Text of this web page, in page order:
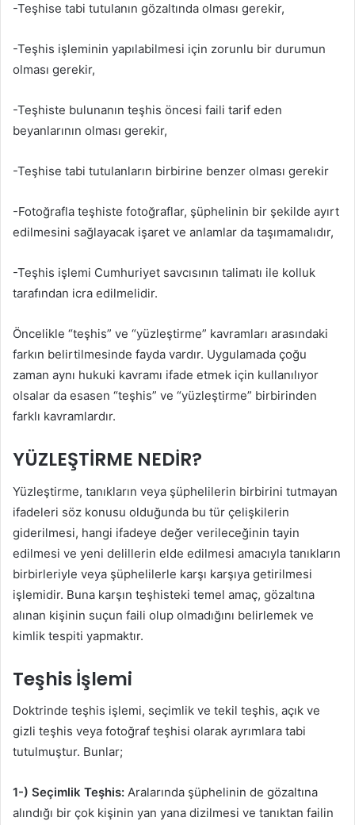
-Teşhise tabi tutulanın gözaltında olması gerekir,
-Teşhis işleminin yapılabilmesi için zorunlu bir durumun
olması gerekir,
-Teşhiste bulunanın teşhis öncesi faili tarif eden
beyanlarının olması gerekir,
-Teşhise tabi tutulanların birbirine benzer olması gerekir
-Fotoğrafla teşhiste fotoğraflar, şüphelinin bir şekilde ayırt
edilmesini sağlayacak işaret ve anlamlar da taşımamalıdır,
-Teşhis işlemi Cumhuriyet savcısının talimatı ile kolluk
tarafından icra edilmelidir.
Öncelikle “teşhis” ve “yüzleştirme” kavramları arasındaki
farkın belirtilmesinde fayda vardır. Uygulamada çoğu
zaman aynı hukuki kavramı ifade etmek için kullanılıyor
olsalar da esasen “teşhis” ve “yüzleştirme” birbirinden
farklı kavramlardır.
YÜZLEŞTİRME NEDİR?
Yüzleştirme, tanıkların veya şüphelilerin birbirini tutmayan
ifadeleri söz konusu olduğunda bu tür çelişkilerin
giderilmesi, hangi ifadeye değer verileceğinin tayin
edilmesi ve yeni delillerin elde edilmesi amacıyla tanıkların
birbirleriyle veya şüphelilerle karşı karşıya getirilmesi
işlemidir. Buna karşın teşhisteki temel amaç, gözaltına
alınan kişinin suçun faili olup olmadığını belirlemek ve
kimlik tespiti yapmaktır.
Teşhis İşlemi
Doktrinde teşhis işlemi, seçimlik ve tekil teşhis, açık ve
gizli teşhis veya fotoğraf teşhisi olarak ayrımlara tabi
tutulmuştur. Bunlar;
1-) Seçimlik Teşhis: Aralarında şüphelinin de gözaltına
alındığı bir çok kişinin yan yana dizilmesi ve tanıktan failin